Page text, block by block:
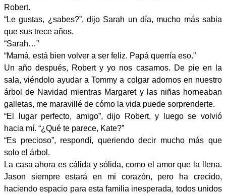
Robert.
“Le gustas, ¿sabes?”, dijo Sarah un día, mucho más sabia
que sus trece años.
“Sarah…”
“Mamá, está bien volver a ser feliz. Papá querría eso.”
Un año después, Robert y yo nos casamos. De pie en la
sala, viéndolo ayudar a Tommy a colgar adornos en nuestro
árbol de Navidad mientras Margaret y las niñas horneaban
galletas, me maravillé de cómo la vida puede sorprenderte.
“El lugar perfecto, amigo”, dijo Robert, y luego se volvió
hacia mí. “¿Qué te parece, Kate?”
“Es precioso”, respondí, queriendo decir mucho más que
solo el árbol.
La casa ahora es cálida y sólida, como el amor que la llena.
Jason siempre estará en mi corazón, pero ha crecido,
haciendo espacio para esta familia inesperada, todos unidos